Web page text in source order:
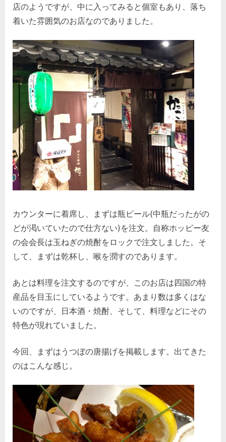
店のようですが、中に入ってみると個室もあり、落ち
着いた雰囲気のお店なのでありました。
カウンターに着席し、まずは瓶ビール(中瓶だったがの
どが渇いていたので仕方ない)を注文。自称ホッピー友
の会会長は玉ねぎの焼酎をロックで注文しました。そ
して、まずは乾杯し、喉を潤すのであります。
あとは料理を注文するのですが、このお店は四国の特
産品を目玉にしているようです。あまり数は多くはな
いのですが、日本酒・焼酎、そして、料理などにその
特色が現れていました。
今回、まずはうつぼの唐揚げを掲載します。出てきた
のはこんな感じ。